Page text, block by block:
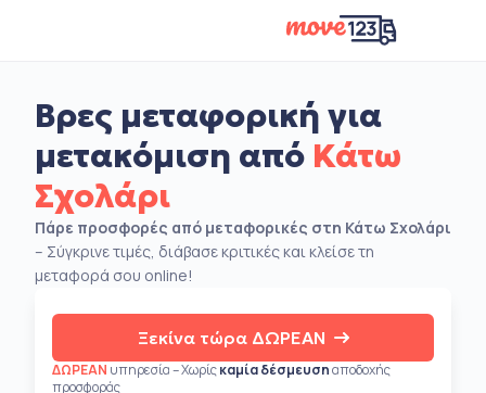
Βρες μεταφορική για
μετακόμιση από Κάτω
Σχολάρι
Πάρε προσφορές από μεταφορικές στη Κάτω Σχολάρι
– Σύγκρινε τιμές, διάβασε κριτικές και κλείσε τη
μεταφορά σου online!
Ξεκίνα τώρα ΔΩΡΕΑΝ
ΔΩΡΕΑΝ υπηρεσία – Χωρίςκαμία δέσμευσηαποδοχής
προσφοράς